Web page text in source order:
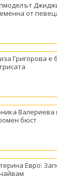
от
Григорова е
Валериева
бюст
Евро: